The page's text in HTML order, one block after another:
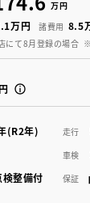
万円
万円 諸費用 8.5
にて8月登録の場合
(R2年) 走行
車検
整備付 保証